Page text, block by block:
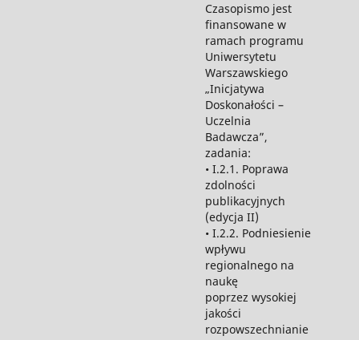
Czasopismo jest
finansowane w
ramach programu
Uniwersytetu
Warszawskiego
„Inicjatywa
Doskonałości –
Uczelnia
Badawcza”,
zadania:
• I.2.1. Poprawa
zdolności
publikacyjnych
(edycja II)
• I.2.2. Podniesienie
wpływu
regionalnego na
naukę
poprzez wysokiej
jakości
rozpowszechnianie